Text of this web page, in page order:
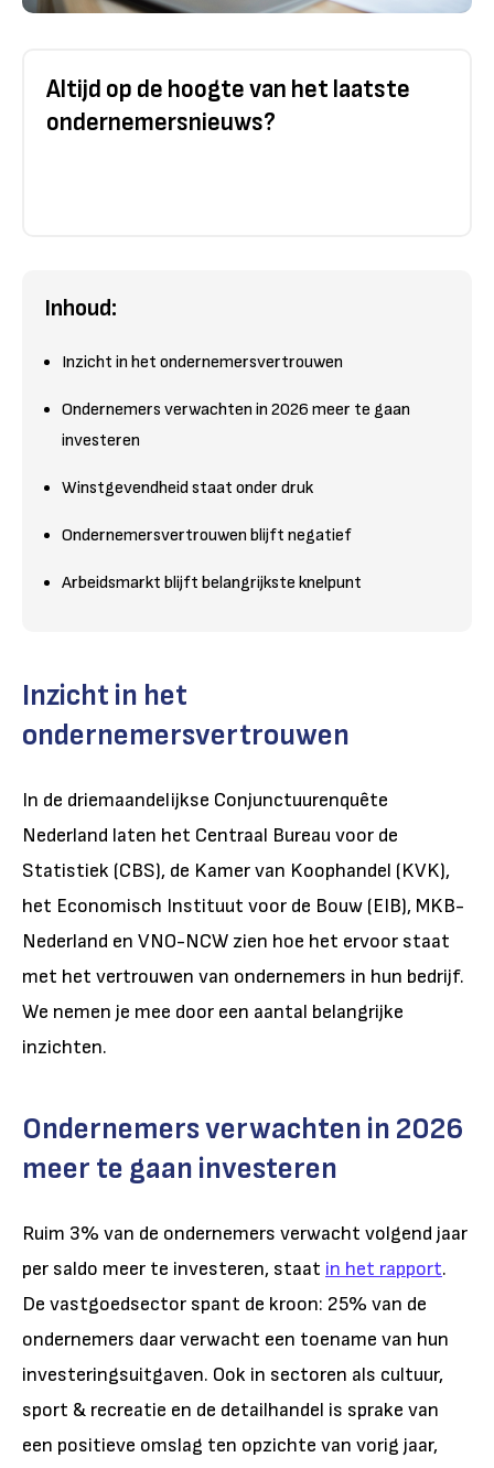
Altijd op de hoogte van het laatste
ondernemersnieuws?
Inhoud:
Inzicht in het ondernemersvertrouwen
Ondernemers verwachten in 2026 meer te gaan
investeren
Winstgevendheid staat onder druk
Ondernemersvertrouwen blijft negatief
Arbeidsmarkt blijft belangrijkste knelpunt
Inzicht in het
ondernemersvertrouwen
In de driemaandelijkse Conjunctuurenquête
Nederland laten het Centraal Bureau voor de
Statistiek (CBS), de Kamer van Koophandel (KVK),
het Economisch Instituut voor de Bouw (EIB), MKB-
Nederland en VNO-NCW zien hoe het ervoor staat
met het vertrouwen van ondernemers in hun bedrijf.
We nemen je mee door een aantal belangrijke
inzichten.
Ondernemers verwachten in 2026
meer te gaan investeren
Ruim 3% van de ondernemers verwacht volgend jaar
per saldo meer te investeren, staat in het rapport.
De vastgoedsector spant de kroon: 25% van de
ondernemers daar verwacht een toename van hun
investeringsuitgaven. Ook in sectoren als cultuur,
sport & recreatie en de detailhandel is sprake van
een positieve omslag ten opzichte van vorig jaar,